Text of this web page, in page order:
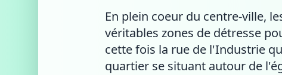
En plein coeur du centre-ville,
véritables zones de détresse
cette fois la rue de l'Industrie
quartier se situant autour de